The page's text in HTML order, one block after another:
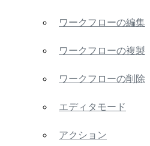
ワークフローの編集
ワークフローの複製
ワークフローの削除
エディタモード
アクション